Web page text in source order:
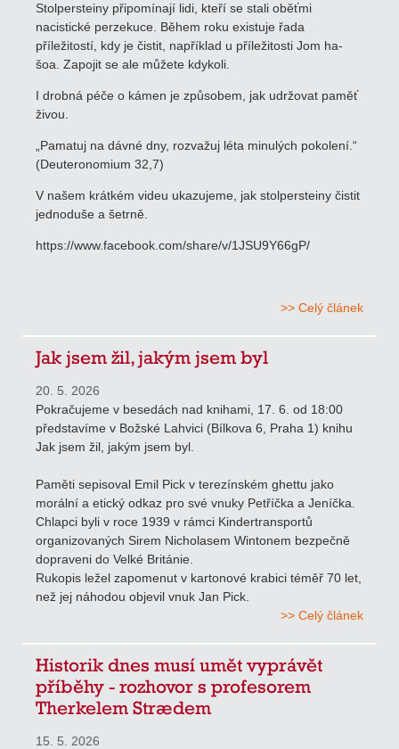
Stolpersteiny připomínají lidi, kteří se stali oběťmi
nacistické perzekuce. Během roku existuje řada
příležitostí, kdy je čistit, například u příležitosti Jom ha-
šoa. Zapojit se ale můžete kdykoli.
I drobná péče o kámen je způsobem, jak udržovat paměť
živou.
„Pamatuj na dávné dny, rozvažuj léta minulých pokolení.“
(Deuteronomium 32,7)
V našem krátkém videu ukazujeme, jak stolpersteiny čistit
jednoduše a šetrně.
https://www.facebook.com/share/v/1JSU9Y66gP/
>> Celý článek
Jak jsem žil, jakým jsem byl
20. 5. 2026
Pokračujeme v besedách nad knihami, 17. 6. od 18:00
představíme v Božské Lahvici (Bílkova 6, Praha 1) knihu
Jak jsem žil, jakým jsem byl.
Paměti sepisoval Emil Pick v terezínském ghettu jako
morální a etický odkaz pro své vnuky Petříčka a Jeníčka.
Chlapci byli v roce 1939 v rámci Kindertransportů
organizovaných Sirem Nicholasem Wintonem bezpečně
dopraveni do Velké Británie.
Rukopis ležel zapomenut v kartonové krabici téměř 70 let,
než jej náhodou objevil vnuk Jan Pick.
>> Celý článek
Historik dnes musí umět vyprávět
příběhy - rozhovor s profesorem
Therkelem Strædem
15. 5. 2026